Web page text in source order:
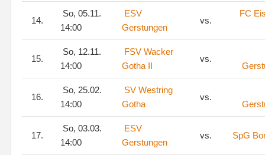
14.
So, 05.11.
14:00
ESV
Gerstungen
vs.
FC
15.
So, 12.11.
14:00
FSV Wacker
Gotha II
vs.
16.
So, 25.02.
14:00
SV Westring
Gotha
vs.
17.
So, 03.03.
14:00
ESV
Gerstungen
vs. SpG